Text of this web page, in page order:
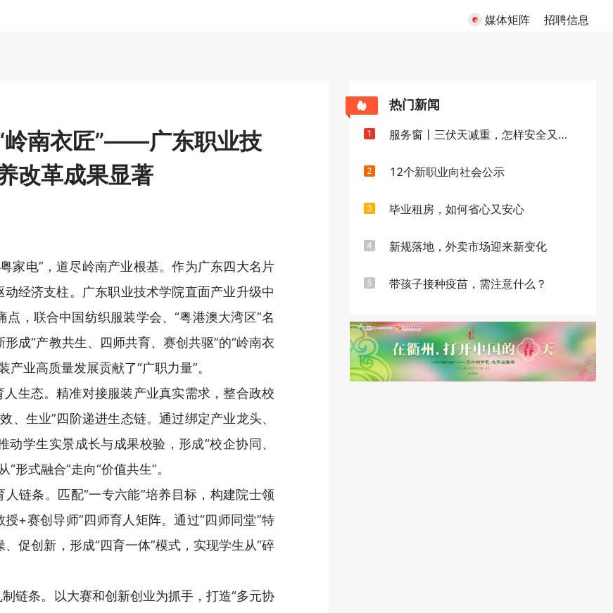
媒体矩阵 招聘信息
岭南衣匠”——广东职业技
改革成果显著
家电”，道尽岭南产业根基。作为广东四大名片
动经济支柱。广东职业技术学院直面产业升级中
，联合中国纺织服装学会、“粤港澳大湾区”名
成“产教共生、四师共育、赛创共驱”的“岭南衣
业高质量发展贡献了“广职力量”。
人生态。精准对接服装产业真实需求，整合政校
、生业”四阶递进生态链。通过绑定产业龙头、
学生实景成长与成果校验，形成“校企协同、
形式融合”走向“价值共生”。
人链条。匹配“一专六能”培养目标，构建院士领
+赛创导师”四师育人矩阵。通过“四师同堂”特
促创新，形成“四育一体”模式，实现学生从“碎
链条。以大赛和创新创业为抓手，打造“多元协
热门新闻
1 服务窗丨三伏天减重，怎样安全又高效
2 12个新职业向社会公示
3 毕业租房，如何省心又安心
4 新规落地，外卖市场迎来新变化
5 带孩子接种疫苗，需注意什么？